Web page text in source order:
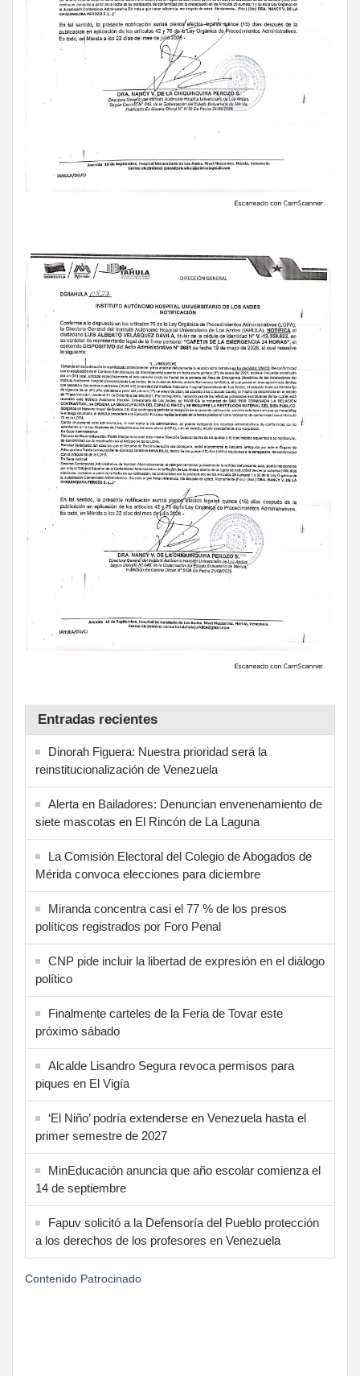
Entradas recientes
Dinorah Figuera: Nuestra prioridad será la
reinstitucionalización de Venezuela
Alerta en Bailadores: Denuncian envenenamiento de
siete mascotas en El Rincón de La Laguna
La Comisión Electoral del Colegio de Abogados de
Mérida convoca elecciones para diciembre
Miranda concentra casi el 77 % de los presos
políticos registrados por Foro Penal
CNP pide incluir la libertad de expresión en el diálogo
político
Finalmente carteles de la Feria de Tovar este
próximo sábado
Alcalde Lisandro Segura revoca permisos para
piques en El Vigía
‘El Niño’ podría extenderse en Venezuela hasta el
primer semestre de 2027
MinEducación anuncia que año escolar comienza el
14 de septiembre
Fapuv solicitó a la Defensoría del Pueblo protección
a los derechos de los profesores en Venezuela
Contenido Patrocinado